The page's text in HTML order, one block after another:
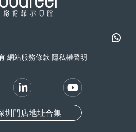
網站服務條款 隱私權聲明
圳門店地址合集